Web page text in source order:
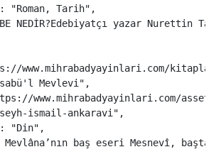
: "Roman, Tarih" ,
NEDİR?Edebiyatçı yazar
www.mihrabadyayinlari.com/
Mevlevi " ,
www.mihrabadyayinlari.com/
seyh-ismail-ankaravi " ,
: "Din" ,
Mevlâna’nın baş eseri Mesnevî,